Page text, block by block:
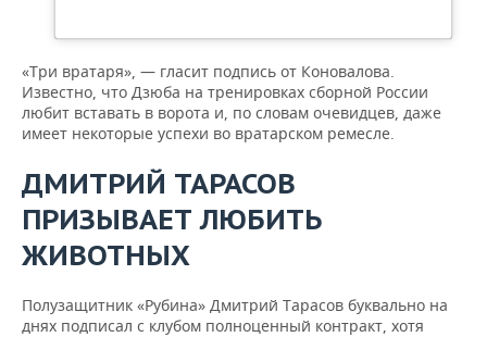
«Три вратаря», — гласит подпись от Коновалова.
Известно, что Дзюба на тренировках сборной России
любит вставать в ворота и, по словам очевидцев, даже
имеет некоторые успехи во вратарском ремесле.
ДМИТРИЙ ТАРАСОВ
ПРИЗЫВАЕТ ЛЮБИТЬ
ЖИВОТНЫХ
Полузащитник «Рубина» Дмитрий Тарасов буквально на
днях подписал с клубом полноценный контракт, хотя